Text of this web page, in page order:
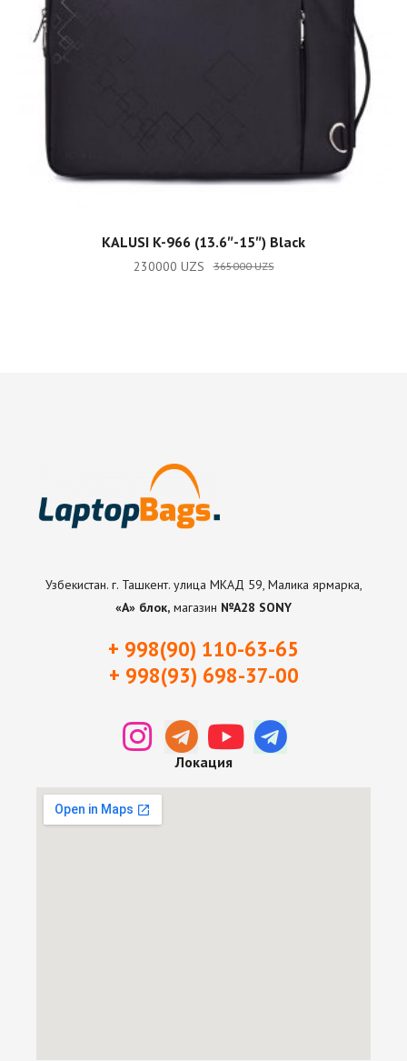
ADD TO CART
KALUSI K-966 (13.6″-15″) Black
365000UZS
230000 UZS
Узбекистан. г. Ташкент. улица МКАД 59, Малика ярмарка,
«А» блок, магазин №А28 SONY
+ 998(90) 110-63-65
+ 998(93) 698-37-00
Локация